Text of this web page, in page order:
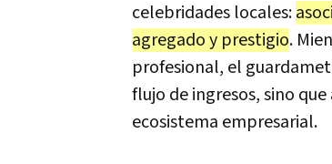
celebridades locales:
agregado y prestigio.
profesional, el
flujo de ingresos, sino
ecosistema empresarial.